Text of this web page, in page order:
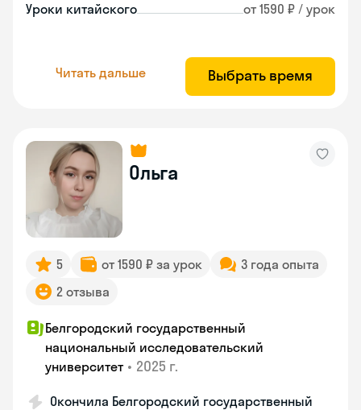
Уроки китайского от 1590 ₽ / урок
Читать дальше Выбрать время
Ольга
5 от 1590 ₽ за урок
3 года опыта
2 отзыва
Белгородский государственный
национальный исследовательский
университет • 2025 г.
Окончила Белгородский государственный